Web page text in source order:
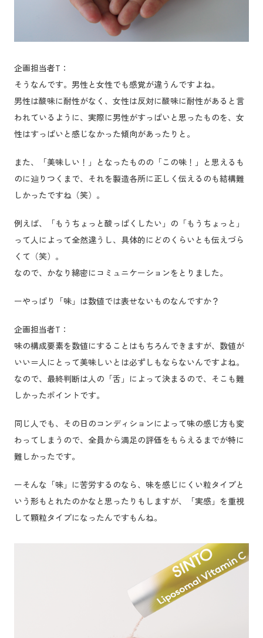
企画担当者T：
そうなんです。男性と女性でも感覚が違うんですよね。
男性は酸味に耐性がなく、女性は反対に酸味に耐性があると言
われているように、実際に男性がすっぱいと思ったものを、女
性はすっぱいと感じなかった傾向があったりと。
また、「美味しい！」となったものの「この味！」と思えるも
のに辿りつくまで、それを製造各所に正しく伝えるのも結構難
しかったですね（笑）。
例えば、「もうちょっと酸っぱくしたい」の「もうちょっと」
って人によって全然違うし、具体的にどのくらいとも伝えづら
くて（笑）。
なので、かなり綿密にコミュニケーションをとりました。
ーやっぱり「味」は数値では表せないものなんですか？
企画担当者T：
味の構成要素を数値にすることはもちろんできますが、数値が
いい＝人にとって美味しいとは必ずしもならないんですよね。
なので、最終判断は人の「舌」によって決まるので、そこも難
しかったポイントです。
同じ人でも、その日のコンディションによって味の感じ方も変
わってしまうので、全員から満足の評価をもらえるまでが特に
難しかったです。
ーそんな「味」に苦労するのなら、味を感じにくい粒タイプと
いう形もとれたのかなと思ったりもしますが、「実感」を重視
して顆粒タイプになったんですもんね。